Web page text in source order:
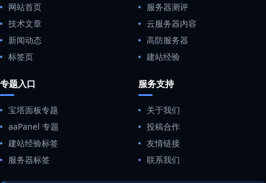
网站首页
技术文章
新闻动态
标签页
服务器测评
云服务器内容
高防服务器
建站经验
专题入口
宝塔面板专题
aaPanel 专题
建站经验标签
服务器标签
服务支持
关于我们
投稿合作
友情链接
联系我们